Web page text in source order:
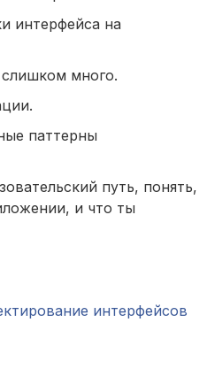
интерфейса на
много.
паттерны
путь, понять,
и что ты
интерфейсов